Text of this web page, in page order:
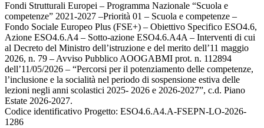
Fondi Strutturali Europei – Programma Nazionale “Scuola e
competenze” 2021-2027 –Priorità 01 – Scuola e competenze –
Fondo Sociale Europeo Plus (FSE+) – Obiettivo Specifico ESO4.6,
Azione ESO4.6.A4 – Sotto-azione ESO4.6.A4A – Interventi di cui
al Decreto del Ministro dell’istruzione e del merito dell’11 maggio
2026, n. 79 – Avviso Pubblico AOOGABMI prot. n. 112894
dell’11/05/2026 – “Percorsi per il potenziamento delle competenze,
l’inclusione e la socialità nel periodo di sospensione estiva delle
lezioni negli anni scolastici 2025- 2026 e 2026-2027”, c.d. Piano
Estate 2026-2027.
Codice identificativo Progetto: ESO4.6.A4.A-FSEPN-LO-2026-
1286